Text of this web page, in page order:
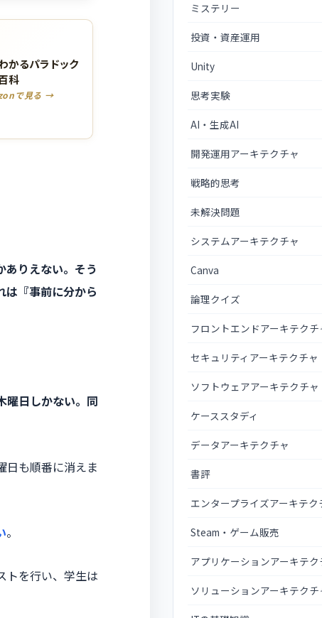
かるパラドック
科
で見る →
ありえない。そう
は『事前に分から
曜日しかない。同
日も順番に消えま
。
トを行い、学生は
ミステリー
投資・資産運用
Unity
思考実験
AI・生成AI
開発運用アーキテクチャ
戦略的思考
未解決問題
システムアーキテクチャ
Canva
論理クイズ
フロントエンドアーキテクチ
セキュリティアーキテクチャ
ソフトウェアアーキテクチャ
ケーススタディ
データアーキテクチャ
書評
エンタープライズアーキテク
Steam・ゲーム販売
アプリケーションアーキテク
ソリューションアーキテクチ